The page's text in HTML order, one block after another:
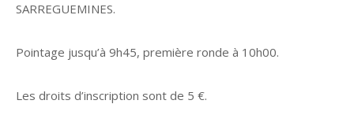
SARREGUEMINES.
Pointage jusqu’à 9h45, première ronde à 10h00.
Les droits d’inscription sont de 5 €.